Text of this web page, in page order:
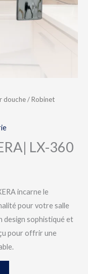
douche/ Robinet
LX-360
incarne le
pour votre salle
design sophistiqué et
pour offrir une